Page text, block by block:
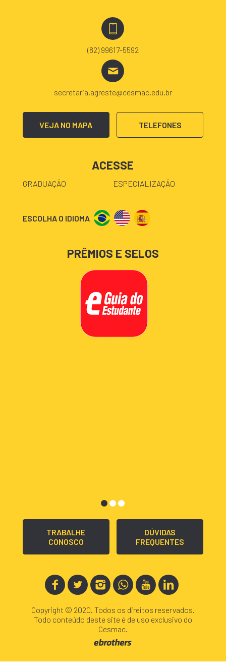
(82) 99617-5592
secretaria.agreste@cesmac.edu.br
VEJA NO MAPA TELEFONES
ACESSE
GRADUAÇÃO ESPECIALIZAÇÃO
ESCOLHA O IDIOMA
PRÊMIOS E SELOS
TRABALHE
CONOSCO
DÚVIDAS
FREQUENTES
Copyright © 2020. Todos os direitos reservados.
Todo conteúdo deste site é de uso exclusivo do
Cesmac.